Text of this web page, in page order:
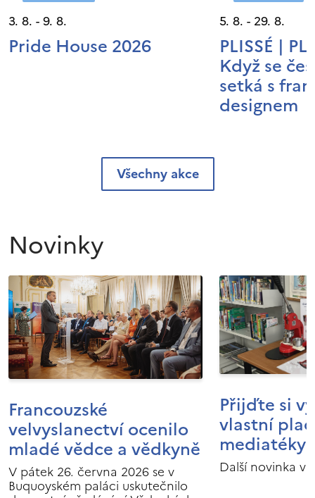
3. 8. - 9. 8.
Pride House 2026
5. 8. - 29. 8.
PLISSÉ |
Když se
setká s
designem
Všechny akce
Novinky
Francouzské
velvyslanectví ocenilo
mladé vědce a vědkyně
V pátek 26. června 2026 se v
Buquoyském paláci uskutečnilo
Přijďte si
vlastní
mediatéky
Další novinka v